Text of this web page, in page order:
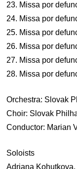
23. Missa por
24. Missa por
25. Missa por
26. Missa por
27. Missa por
28. Missa por
Orchestra: Slovak
Choir: Slovak
Conductor: Marian
Soloists
Adriana